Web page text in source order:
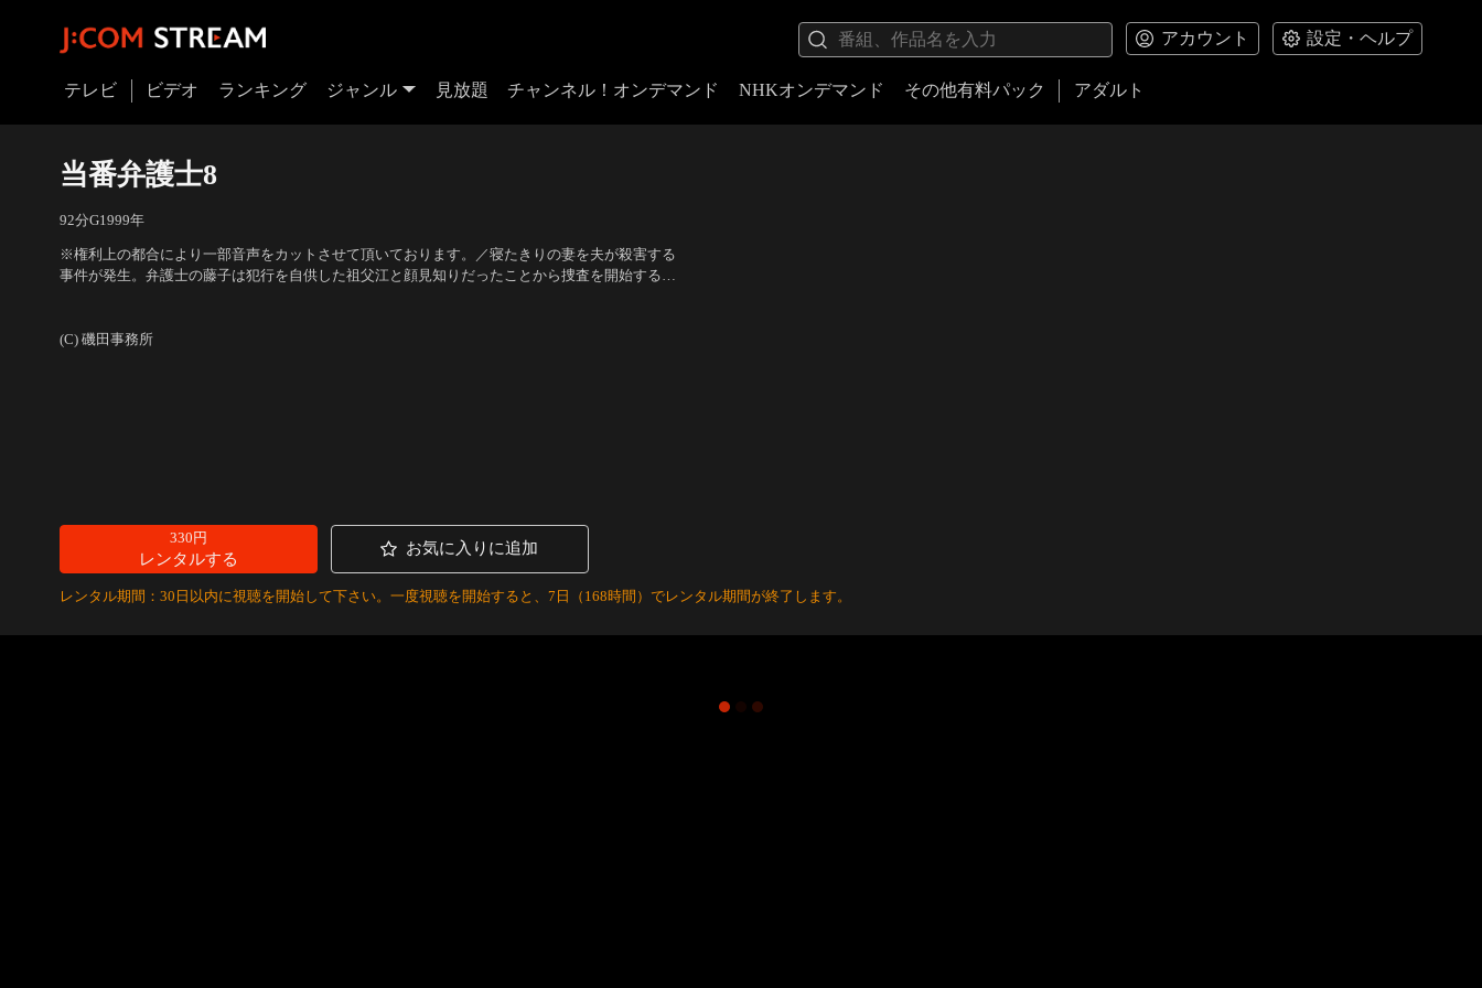
アカウント 設定・ヘルプ
テレビ ビデオ ランキング ジャンル 見放題 チャンネル！オンデマンド NHKオンデマンド その他有料パック アダルト
当番弁護士8
92分G1999年
※権利上の都合により一部音声をカットさせて頂いております。／寝たきりの妻を夫が殺害する
事件が発生。弁護士の藤子は犯行を自供した祖父江と顔見知りだったことから捜査を開始する。
(C) 磯田事務所
330円
レンタルする
お気に入りに追加
レンタル期間：30日以内に視聴を開始して下さい。一度視聴を開始すると、7日（168時間）でレンタル期間が終了します。